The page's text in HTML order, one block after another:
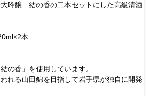
吟醸 結の香の二本セットにした高級清酒
本
の香」を使用しています。
れる山田錦を目指して岩手県が独自に開発